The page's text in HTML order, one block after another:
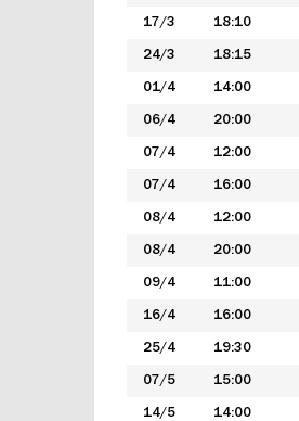
17/3 18:10
24/3 18:15
01/4 14:00
06/4 20:00
07/4 12:00
07/4 16:00
08/4 12:00
08/4 20:00
09/4 11:00
16/4 16:00
25/4 19:30
07/5 15:00
14/5 14:00